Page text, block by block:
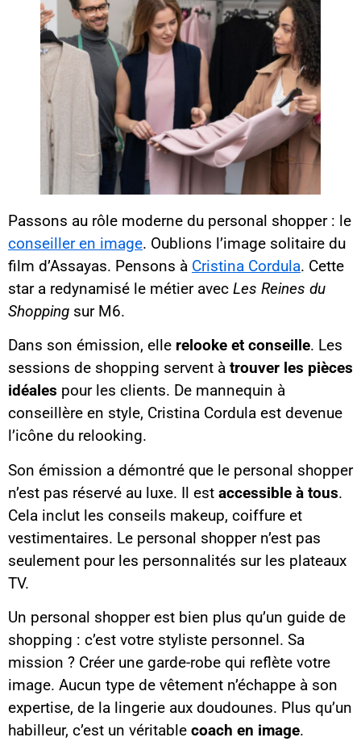
Passons au rôle moderne du personal shopper : le
conseiller en image. Oublions l’image solitaire du
film d’Assayas. Pensons à Cristina Cordula. Cette
star a redynamisé le métier avec Les Reines du
Shopping sur M6.
Dans son émission, elle relooke et conseille. Les
sessions de shopping servent à trouver les pièces
idéales pour les clients. De mannequin à
conseillère en style, Cristina Cordula est devenue
l’icône du relooking.
Son émission a démontré que le personal shopper
n’est pas réservé au luxe. Il est accessible à tous.
Cela inclut les conseils makeup, coiffure et
vestimentaires. Le personal shopper n’est pas
seulement pour les personnalités sur les plateaux
TV.
Un personal shopper est bien plus qu’un guide de
shopping : c’est votre styliste personnel. Sa
mission ? Créer une garde-robe qui reflète votre
image. Aucun type de vêtement n’échappe à son
expertise, de la lingerie aux doudounes. Plus qu’un
habilleur, c’est un véritable coach en image.